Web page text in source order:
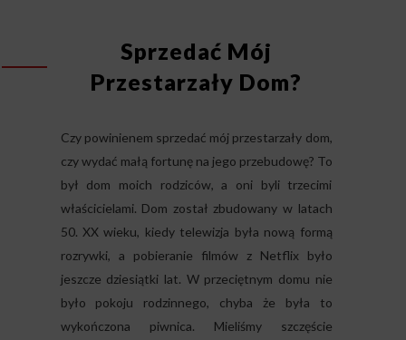
Sprzedać Mój
Przestarzały Dom?
Czy powinienem sprzedać mój przestarzały dom,
czy wydać małą fortunę na jego przebudowę? To
był dom moich rodziców, a oni byli trzecimi
właścicielami. Dom został zbudowany w latach
50. XX wieku, kiedy telewizja była nową formą
rozrywki, a pobieranie filmów z Netflix było
jeszcze dziesiątki lat. W przeciętnym domu nie
było pokoju rodzinnego, chyba że była to
wykończona piwnica. Mieliśmy szczęście